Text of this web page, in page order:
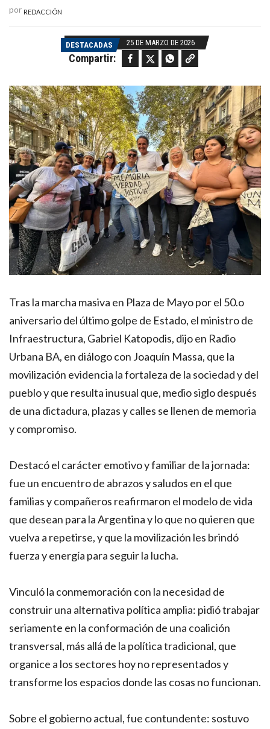
por REDACCIÓN
DESTACADAS 25 DE MARZO DE 2026
Compartir: Facebook Twitter WhatsApp Copy link
Tras la marcha masiva en Plaza de Mayo por el 50.o
aniversario del último golpe de Estado, el ministro de
Infraestructura, Gabriel Katopodis, dijo en Radio
Urbana BA, en diálogo con Joaquín Massa, que la
movilización evidencia la fortaleza de la sociedad y del
pueblo y que resulta inusual que, medio siglo después
de una dictadura, plazas y calles se llenen de memoria
y compromiso.
Destacó el carácter emotivo y familiar de la jornada:
fue un encuentro de abrazos y saludos en el que
familias y compañeros reafirmaron el modelo de vida
que desean para la Argentina y lo que no quieren que
vuelva a repetirse, y que la movilización les brindó
fuerza y energía para seguir la lucha.
Vinculó la conmemoración con la necesidad de
construir una alternativa política amplia: pidió trabajar
seriamente en la conformación de una coalición
transversal, más allá de la política tradicional, que
organice a los sectores hoy no representados y
transforme los espacios donde las cosas no funcionan.
Sobre el gobierno actual, fue contundente: sostuvo